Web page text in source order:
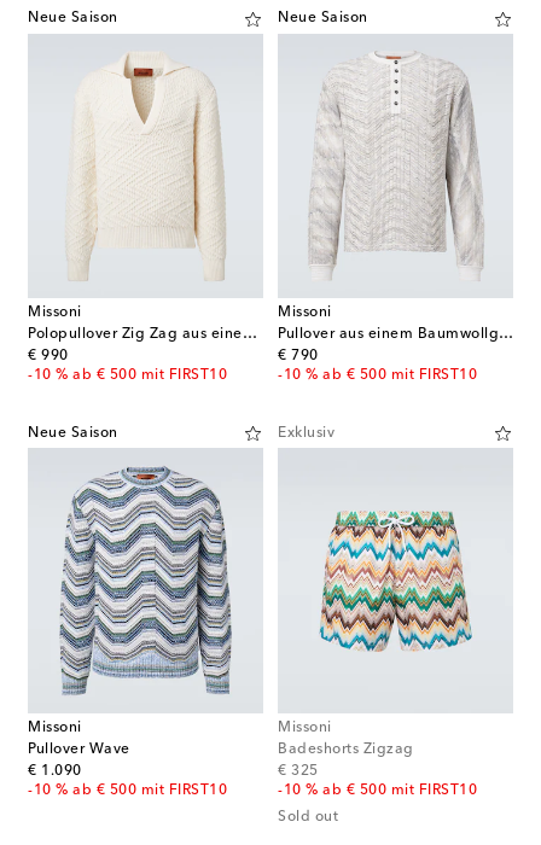
Neue Saison
Missoni
Polopullover Zig Zag aus einem Wollgemisch
€ 990
original price
-10 % ab € 500 mit FIRST10
Neue Saison
Missoni
Pullover aus einem Baumwollgemisch
€ 790
original price
-10 % ab € 500 mit FIRST10
Neue Saison
Missoni
Pullover Wave
€ 1.090
original price
-10 % ab € 500 mit FIRST10
Exklusiv
Missoni
Badeshorts Zigzag
€ 325
original price
-10 % ab € 500 mit FIRST10
Sold out